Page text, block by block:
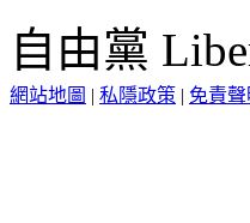
自由黨
網站地圖 | 私隱政策 | 免責聲